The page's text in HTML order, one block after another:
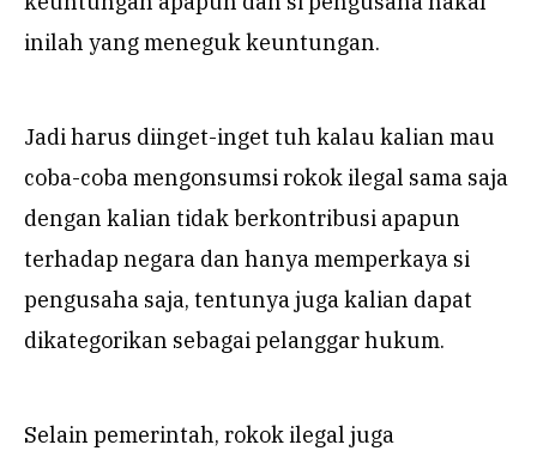
inilah yang meneguk keuntungan.
Jadi harus diinget-inget tuh kalau kalian mau
coba-coba mengonsumsi rokok ilegal sama saja
dengan kalian tidak berkontribusi apapun
terhadap negara dan hanya memperkaya si
pengusaha saja, tentunya juga kalian dapat
dikategorikan sebagai pelanggar hukum.
Selain pemerintah, rokok ilegal juga